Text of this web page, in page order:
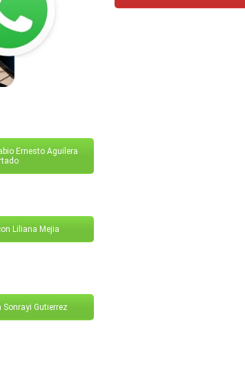
Ernesto Aguilera
Liliana Mejia
Sonrayi Gutierrez